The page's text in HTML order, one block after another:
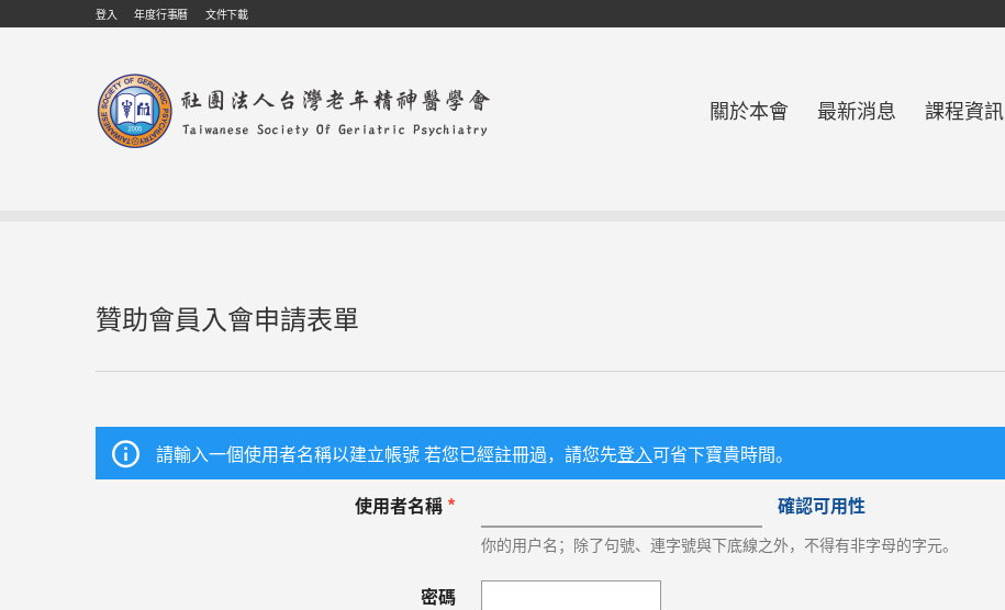
Skip to navigation
登入 年度行事曆 文件下載
關於本會 最新消息 課程資訊
贊助會員入會申請表單
請輸入一個使用者名稱以建立帳號 若您已經註冊過，請您先登入可省下寶貴時間。
使用者名稱 * 確認可用性
你的用戶名；除了句號、連字號與下底線之外，不得有非字母的字元。
密碼